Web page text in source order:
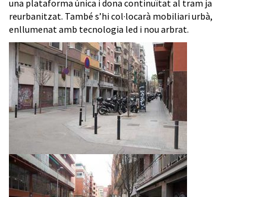
una plataforma única i dona continuïtat al tram ja
reurbanitzat. També s’hi col·locarà mobiliari urbà,
enllumenat amb tecnologia led i nou arbrat.